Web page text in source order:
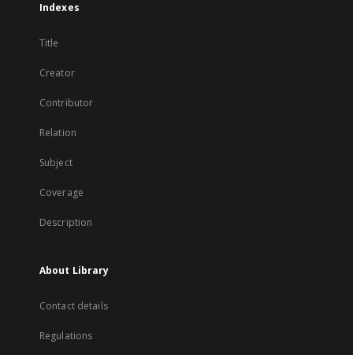
Indexes
Title
Creator
Contributor
Relation
Subject
Coverage
Description
About Library
Contact details
Regulations